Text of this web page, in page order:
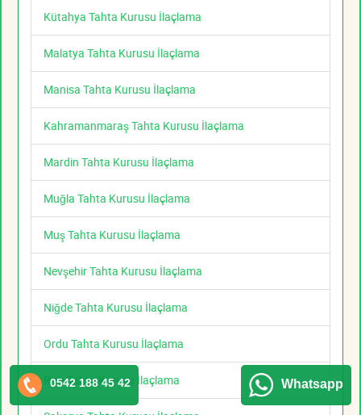
Kütahya Tahta Kurusu İlaçlama
Malatya Tahta Kurusu İlaçlama
Manisa Tahta Kurusu İlaçlama
Kahramanmaraş Tahta Kurusu İlaçlama
Mardin Tahta Kurusu İlaçlama
Muğla Tahta Kurusu İlaçlama
Muş Tahta Kurusu İlaçlama
Nevşehir Tahta Kurusu İlaçlama
Niğde Tahta Kurusu İlaçlama
Ordu Tahta Kurusu İlaçlama
Rize Tahta Kurusu İlaçlama
0542 188 45 42 Whatsapp